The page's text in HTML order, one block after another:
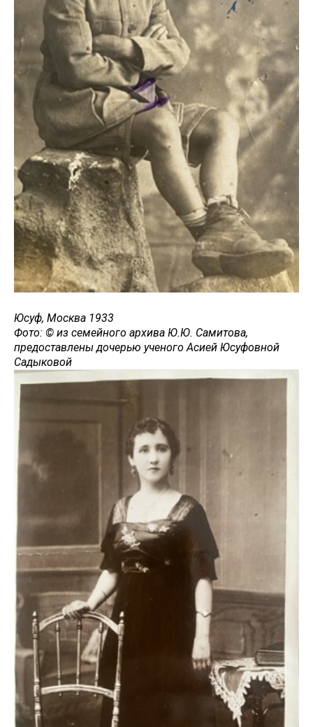
Юсуф, Москва 1933
Фото: © из семейного архива Ю.Ю. Самитова,
предоставлены дочерью ученого Асией Юсуфовной
Садыковой